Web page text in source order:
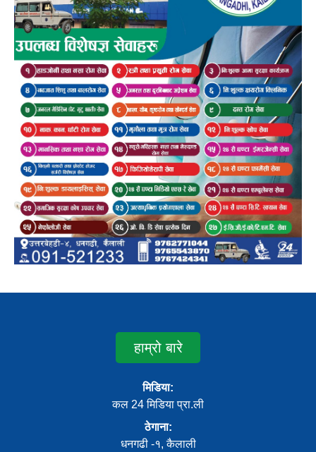
हाम्रो बारे
मिडिया:
कल 24 मिडिया प्रा.ली
ठेगाना:
धनगढी -१, कैलाली